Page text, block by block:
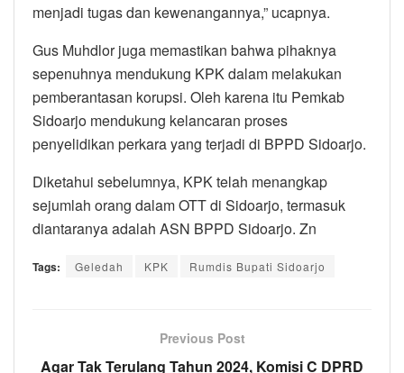
menjadi tugas dan kewenangannya,” ucapnya.
Gus Muhdlor juga memastikan bahwa pihaknya
sepenuhnya mendukung KPK dalam melakukan
pemberantasan korupsi. Oleh karena itu Pemkab
Sidoarjo mendukung kelancaran proses
penyelidikan perkara yang terjadi di BPPD Sidoarjo.
Diketahui sebelumnya, KPK telah menangkap
sejumlah orang dalam OTT di Sidoarjo, termasuk
diantaranya adalah ASN BPPD Sidoarjo. Zn
Tags: Geledah KPK Rumdis Bupati Sidoarjo
Previous Post
Agar Tak Terulang Tahun 2024, Komisi C DPRD